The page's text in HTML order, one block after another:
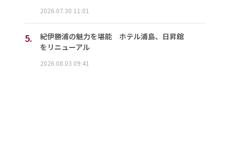
2026.07.30 11:01
5.
紀伊勝浦の魅力を堪能 ホテル浦島、日昇館
をリニューアル
2026.08.03 09:41